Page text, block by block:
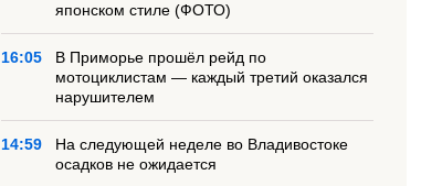
японском стиле (ФОТО)
16:05
В Приморье прошёл рейд по
мотоциклистам — каждый третий оказался
нарушителем
14:59
На следующей неделе во Владивостоке
осадков не ожидается